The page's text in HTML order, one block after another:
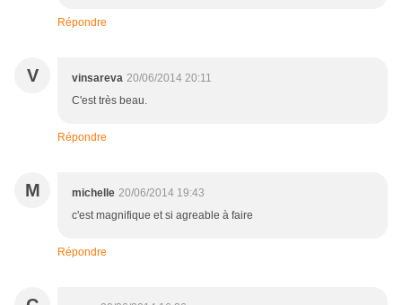
Répondre
V vinsareva 20/06/2014 20:11
C'est très beau.
Répondre
M michelle 20/06/2014 19:43
c'est magnifique et si agreable à faire
Répondre